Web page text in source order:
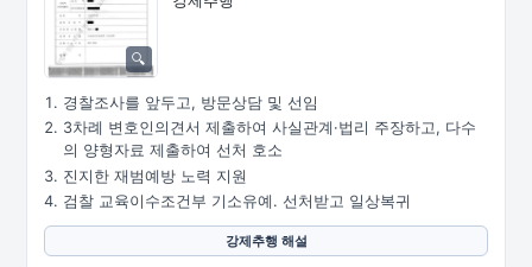
경찰조사를 앞두고, 방문상담 및 선임
3차례 변호인의견서 제출하여 사실관계·법리 주장하고, 다수
의 양형자료 제출하여 선처 호소
진지한 재범예방 노력 지원
검찰 교육이수조건부 기소유예. 선처받고 일상복귀
강제추행 해설